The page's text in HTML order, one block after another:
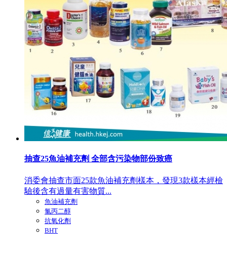
抽查25魚油補充劑 全部含污染物部份致癌
消委會抽查市面25款魚油補充劑樣本，發現3款樣本經檢
驗後含有過量有害物質...
魚油補充劑
氯丙二醇
抗氧化劑
BHT